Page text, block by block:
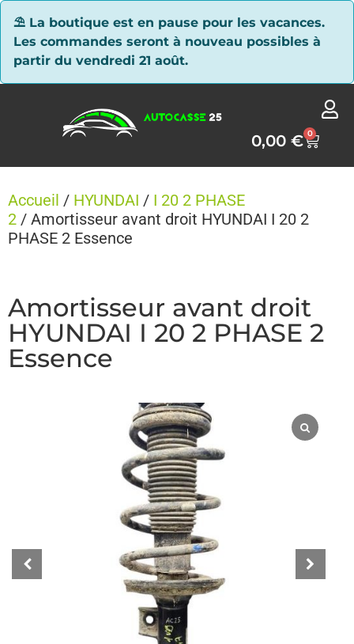
⛱ La boutique est en pause pour les vacances.
Les commandes seront à nouveau possibles à
partir du vendredi 21 août.
0,00€ 0
Accueil / HYUNDAI / I 20 2 PHASE
2 / Amortisseur avant droit HYUNDAI I 20 2
PHASE 2 Essence
Amortisseur avant droit
HYUNDAI I 20 2 PHASE 2
Essence
Panneau de gestion des cookies